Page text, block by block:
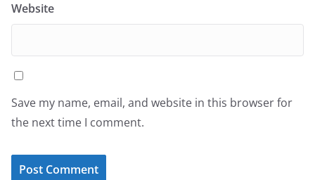
Website
Save my name, email, and website in this browser for
the next time I comment.